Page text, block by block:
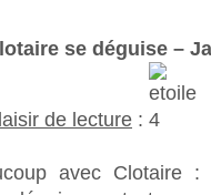
se déguise –
de lecture :
avec Clotaire